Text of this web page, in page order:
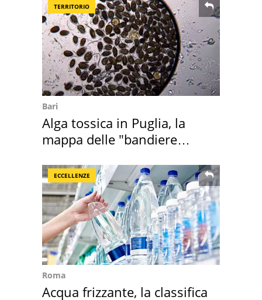
TERRITORIO
Bari
Alga tossica in Puglia, la
mappa delle "bandiere
ECCELLENZE
Roma
Acqua frizzante, la classifica